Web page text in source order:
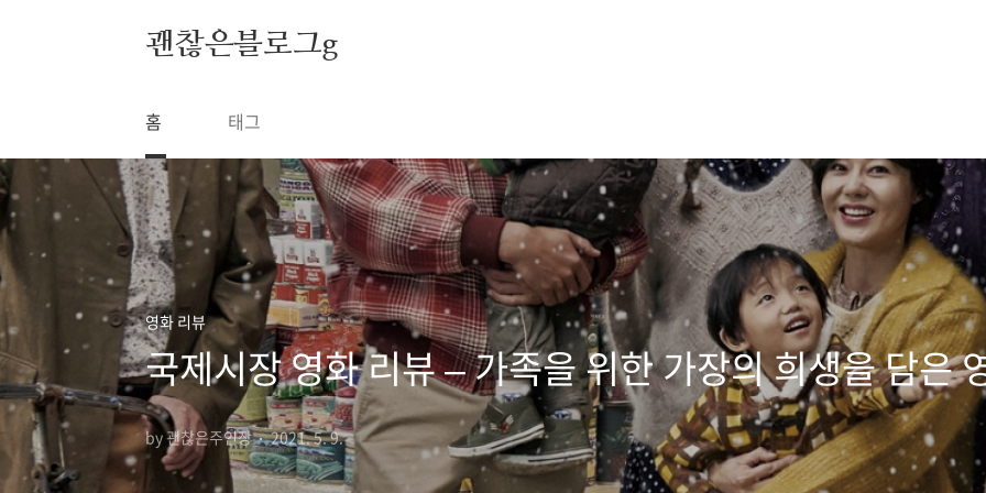
괜찮은블로그g
홈 태그
영화 리뷰
국제시장 영화 리뷰 – 가족을 위한 가장의 희생을 담은
by 괜찮은주인장 2021. 5. 9.